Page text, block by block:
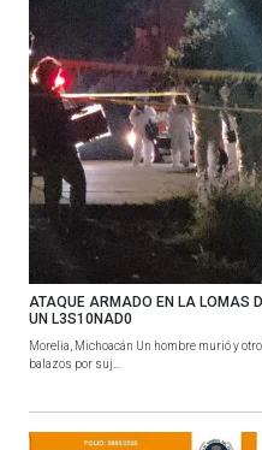
ATAQUE ARMADO EN LA LOMAS
UN L3S10NAD0
Morelia, Michoacán Un hombre murió y
balazos por suj...